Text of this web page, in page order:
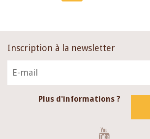
page
Inscription à la newsletter
Plus d'informations ?